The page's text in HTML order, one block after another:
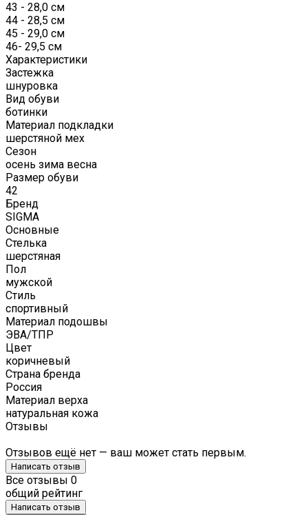
43 - 28,0 см
44 - 28,5 см
45 - 29,0 см
46- 29,5 см
Характеристики
Застежка
шнуровка
Вид обуви
ботинки
Материал подкладки
шерстяной мех
Сезон
осень зима весна
Размер обуви
42
Бренд
SIGMA
Основные
Стелька
шерстяная
Пол
мужской
Стиль
спортивный
Материал подошвы
ЭВА/ТПР
Цвет
коричневый
Страна бренда
Россия
Материал верха
натуральная кожа
Отзывы
Отзывов ещё нет — ваш может стать первым.
Написать отзыв
Все отзывы 0
общий рейтинг
Написать отзыв